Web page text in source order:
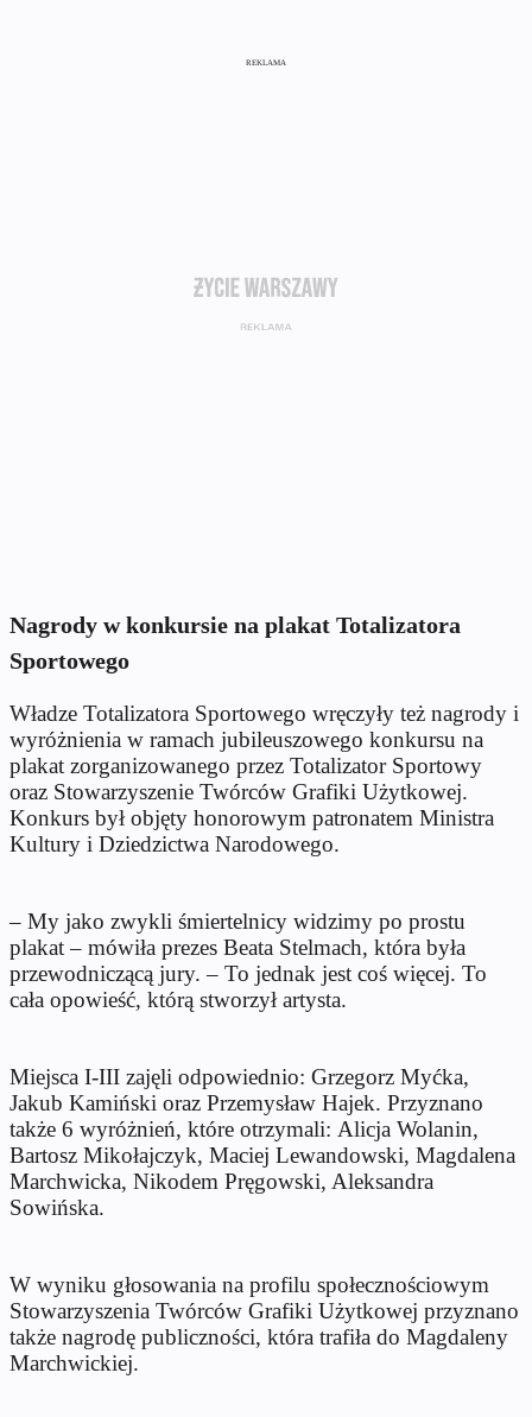
REKLAMA
Nagrody w konkursie na plakat Totalizatora
Sportowego
Władze Totalizatora Sportowego wręczyły też nagrody i
wyróżnienia w ramach jubileuszowego konkursu na
plakat zorganizowanego przez Totalizator Sportowy
oraz Stowarzyszenie Twórców Grafiki Użytkowej.
Konkurs był objęty honorowym patronatem Ministra
Kultury i Dziedzictwa Narodowego.
– My jako zwykli śmiertelnicy widzimy po prostu
plakat – mówiła prezes Beata Stelmach, która była
przewodniczącą jury. – To jednak jest coś więcej. To
cała opowieść, którą stworzył artysta.
Miejsca I-III zajęli odpowiednio: Grzegorz Myćka,
Jakub Kamiński oraz Przemysław Hajek. Przyznano
także 6 wyróżnień, które otrzymali: Alicja Wolanin,
Bartosz Mikołajczyk, Maciej Lewandowski, Magdalena
Marchwicka, Nikodem Pręgowski, Aleksandra
Sowińska.
W wyniku głosowania na profilu społecznościowym
Stowarzyszenia Twórców Grafiki Użytkowej przyznano
także nagrodę publiczności, która trafiła do Magdaleny
Marchwickiej.